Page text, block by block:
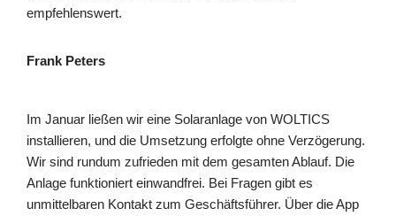
empfehlenswert.
Frank Peters
Im Januar ließen wir eine Solaranlage von WOLTICS
installieren, und die Umsetzung erfolgte ohne Verzögerung.
Wir sind rundum zufrieden mit dem gesamten Ablauf. Die
Anlage funktioniert einwandfrei. Bei Fragen gibt es
unmittelbaren Kontakt zum Geschäftsführer. Über die App